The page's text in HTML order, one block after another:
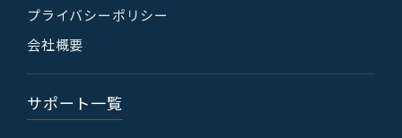
プライバシーポリシー
会社概要
サポート一覧